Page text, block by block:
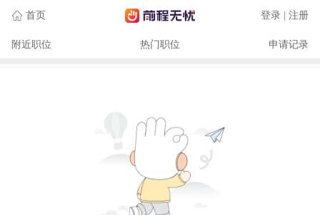
首页 登录 | 注册
附近职位 热门职位 申请记录